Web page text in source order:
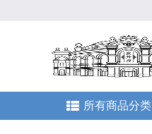
所有商品分类